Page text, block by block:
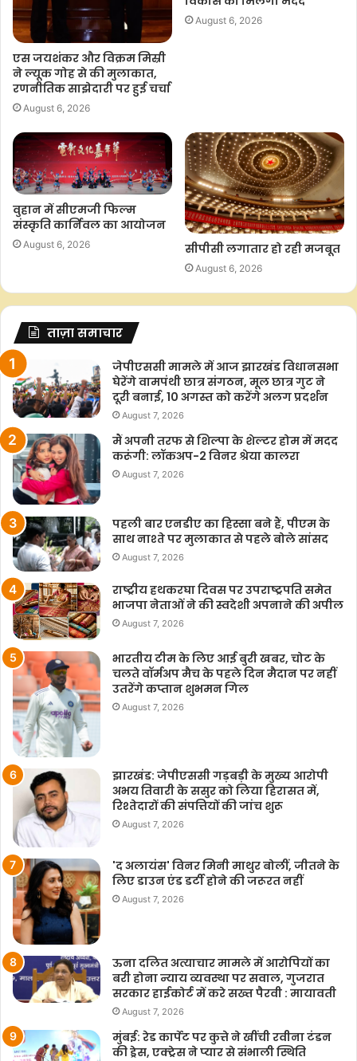
एस जयशंकर और विक्रम मिस्री
ने ल्यूक गोह से की मुलाकात,
रणनीतिक साझेदारी पर हुई चर्चा
August 6, 2026
August 6, 2026
वुहान में सीएमजी फिल्म
संस्कृति कार्निवल का आयोजन
August 6, 2026 सीपीसी लगातार हो रही मजबूत
August 6, 2026
ताज़ा समाचार
जेपीएससी मामले में आज झारखंड विधानसभा
घेरेंगे वामपंथी छात्र संगठन, मूल छात्र गुट ने
दूरी बनाई, 10 अगस्त को करेंगे अलग प्रदर्शन
August 7, 2026
मैं अपनी तरफ से शिल्पा के शेल्टर होम में मदद
करूंगी: लॉकअप-2 विनर श्रेया कालरा
August 7, 2026
पहली बार एनडीए का हिस्सा बने हैं, पीएम के
साथ नाश्ते पर मुलाकात से पहले बोले सांसद
August 7, 2026
राष्ट्रीय हथकरघा दिवस पर उपराष्ट्रपति समेत
भाजपा नेताओं ने की स्वदेशी अपनाने की अपील
August 7, 2026
भारतीय टीम के लिए आई बुरी खबर, चोट के
चलते वॉर्मअप मैच के पहले दिन मैदान पर नहीं
उतरेंगे कप्तान शुभमन गिल
August 7, 2026
झारखंड: जेपीएससी गड़बड़ी के मुख्य आरोपी
अभय तिवारी के ससुर को लिया हिरासत में,
रिश्तेदारों की संपत्तियों की जांच शुरू
August 7, 2026
'द अलायंस' विनर मिनी माथुर बोलीं, जीतने के
लिए डाउन एंड डर्टी होने की जरूरत नहीं
August 7, 2026
ऊना दलित अत्याचार मामले में आरोपियों का
बरी होना न्याय व्यवस्था पर सवाल, गुजरात
सरकार हाईकोर्ट में करे सख्त पैरवी : मायावती
August 7, 2026
मुंबई: रेड कार्पेट पर कुत्ते ने खींची रवीना टंडन
की ड्रेस, एक्ट्रेस ने प्यार से संभाली स्थिति